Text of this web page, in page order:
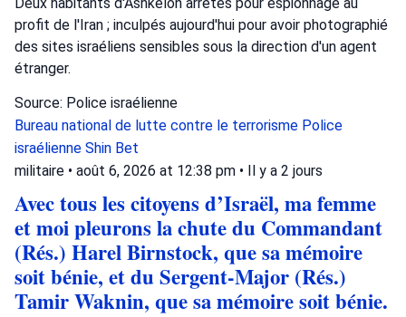
profit de l'Iran ; inculpés aujourd'hui pour avoir photographié
des sites israéliens sensibles sous la direction d'un agent
étranger.
Source: Police israélienne
Bureau national de lutte contre le terrorisme Police
israélienne Shin Bet
militaire • août 6, 2026 at 12:38 pm • Il y a 2 jours
Avec tous les citoyens d’Israël, ma femme
et moi pleurons la chute du Commandant
(Rés.) Harel Birnstock, que sa mémoire
soit bénie, et du Sergent-Major (Rés.)
Tamir Waknin, que sa mémoire soit bénie.